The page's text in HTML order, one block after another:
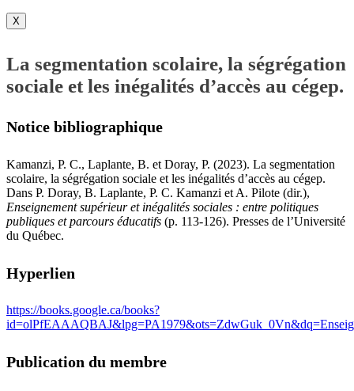
X
La segmentation scolaire, la ségrégation
sociale et les inégalités d’accès au cégep.
Notice bibliographique
Kamanzi, P. C., Laplante, B. et Doray, P. (2023). La segmentation
scolaire, la ségrégation sociale et les inégalités d’accès au cégep.
Dans P. Doray, B. Laplante, P. C. Kamanzi et A. Pilote (dir.),
Enseignement supérieur et inégalités sociales : entre politiques
publiques et parcours éducatifs (p. 113-126). Presses de l’Université
du Québec.
Hyperlien
https://books.google.ca/books?
Publication du membre